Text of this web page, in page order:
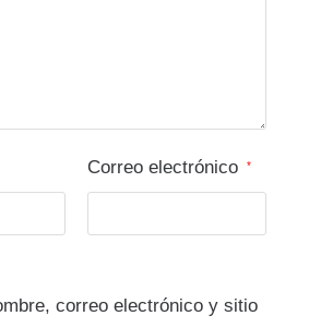
Correo electrónico *
correo electrónico y sitio